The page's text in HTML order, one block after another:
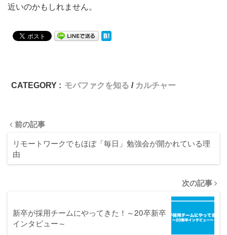
近いのかもしれません。
CATEGORY : モバファクを知る カルチャー
前の記事
リモートワークでもほぼ「毎日」勉強会が開かれている理
由
次の記事
新卒が採用チームにやってきた！～20卒新卒
インタビュー～